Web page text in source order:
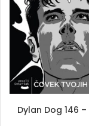
Dylan Dog 146